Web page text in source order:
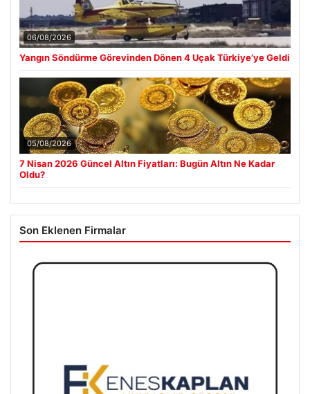
06/08/2026
Yangın Söndürme Görevinden Dönen 4 Uçak Türkiye’ye Geldi
05/08/2026
7 Nisan 2026 Güncel Altın Fiyatları: Bugün Altın Ne Kadar
Oldu?
Son Eklenen Firmalar